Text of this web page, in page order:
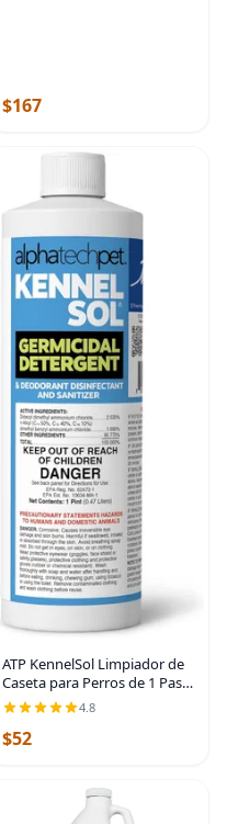
$167
ATP KennelSol Limpiador de
Caseta para Perros de 1 Paso
- Desinfectante Líquido de 1
Pinta, Efectivo Contra
Bacterias y Virus,
4.8
$52